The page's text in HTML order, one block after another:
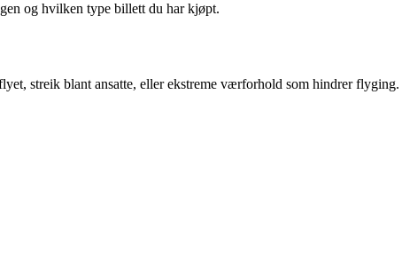
og hvilken type billett du har kjøpt.
streik blant ansatte, eller ekstreme værforhold som hindrer flyging.